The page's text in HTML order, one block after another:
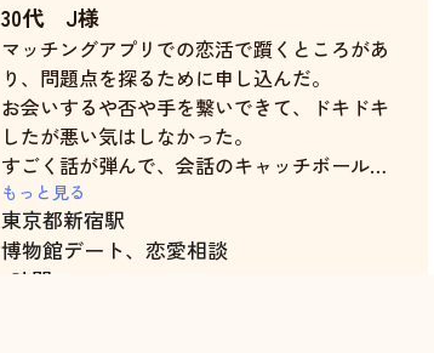
30代 J様
マッチングアプリでの恋活で躓くところがあ
り、問題点を探るために申し込んだ。
お会いするや否や手を繋いできて、ドキドキ
したが悪い気はしなかった。
すごく話が弾んで、会話のキャッチボールの
練習になった。
また、自分の特性に合わせて作戦を立ててく
ださったり、メモを残してくださるなど、丁
寧にご指導いただいた。
もっと見る
東京都新宿駅
博物館デート、恋愛相談
3時間